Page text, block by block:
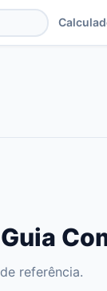
referência.